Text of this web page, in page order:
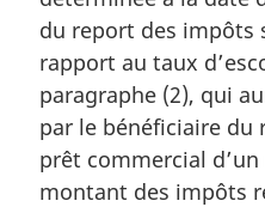
du report des impôts
rapport au taux
paragraphe (2), qui
par le bénéficiaire du
prêt commercial
montant des impôts